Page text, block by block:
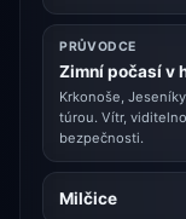
PRŮVODCE
Zimní počasí v
Krkonoše,
túrou. Vítr,
bezpečnosti.
Milčice